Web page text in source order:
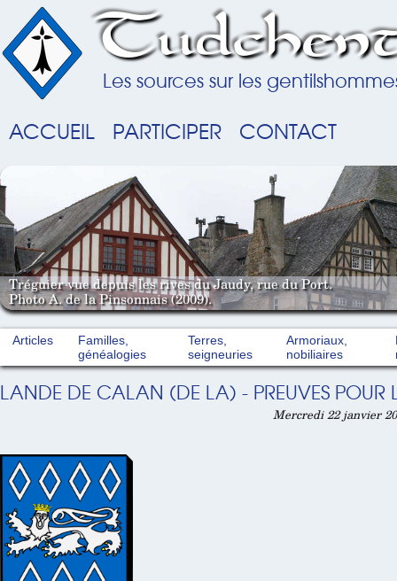
Les sources sur les
ACCUEIL PARTICIPER CONTACT
Tréguier vue depuis les rives du Jaudy, rue du Port.
Photo A. de la Pinsonnais (2009).
Articles
Familles,
généalogies
Terres,
seigneuries
Armoriaux,
nobiliaires
LANDE DE CALAN (DE LA) - PREUVES
Mercredi 22 janvier